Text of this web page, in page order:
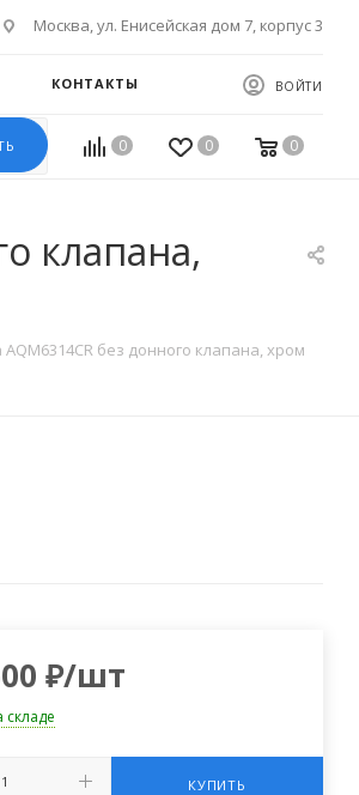
Москва, ул. Енисейская дом 7, корпус 3
КОНТАКТЫ ВОЙТИ
0 0 0
клапана,
без донного клапана, хром
₽/шт
складе
КУПИТЬ